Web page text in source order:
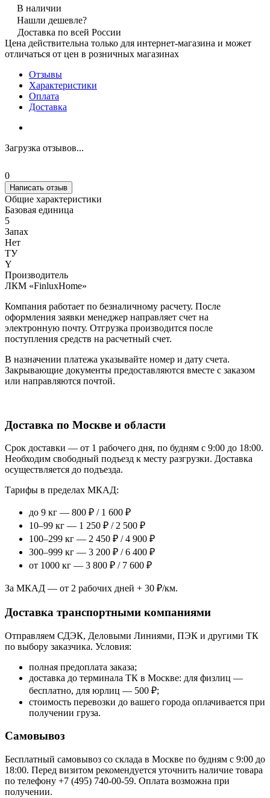
В наличии
Нашли дешевле?
Доставка по всей России
Цена действительна только для интернет-магазина и может
отличаться от цен в розничных магазинах
Отзывы
Характеристики
Оплата
Доставка
Загрузка отзывов...
0
Написать отзыв
Общие характеристики
Базовая единица
5
Запах
Нет
ТУ
Y
Производитель
ЛКМ «FinluxHome»
Компания работает по безналичному расчету. После
оформления заявки менеджер направляет счет на
электронную почту. Отгрузка производится после
поступления средств на расчетный счет.
В назначении платежа указывайте номер и дату счета.
Закрывающие документы предоставляются вместе с заказом
или направляются почтой.
Доставка по Москве и области
Срок доставки — от 1 рабочего дня, по будням с 9:00 до 18:00.
Необходим свободный подъезд к месту разгрузки. Доставка
осуществляется до подъезда.
Тарифы в пределах МКАД:
до 9 кг — 800 ₽ / 1 600 ₽
10–99 кг — 1 250 ₽ / 2 500 ₽
100–299 кг — 2 450 ₽ / 4 900 ₽
300–999 кг — 3 200 ₽ / 6 400 ₽
от 1000 кг — 3 800 ₽ / 7 600 ₽
За МКАД — от 2 рабочих дней + 30 ₽/км.
Доставка транспортными компаниями
Отправляем СДЭК, Деловыми Линиями, ПЭК и другими ТК
по выбору заказчика. Условия:
полная предоплата заказа;
доставка до терминала ТК в Москве: для физлиц —
бесплатно, для юрлиц — 500 ₽;
стоимость перевозки до вашего города оплачивается при
получении груза.
Самовывоз
Бесплатный самовывоз со склада в Москве по будням с 9:00 до
18:00. Перед визитом рекомендуется уточнить наличие товара
по телефону +7 (495) 740-00-59. Оплата возможна при
получении.